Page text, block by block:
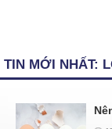
TIN MỚI NHẤT: